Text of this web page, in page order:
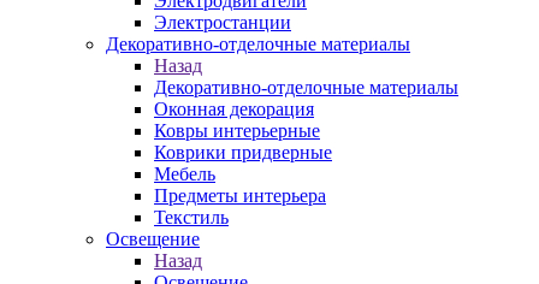
Электростанции
Декоративно-отделочные материалы
Назад
Декоративно-отделочные материалы
Оконная декорация
Ковры интерьерные
Коврики придверные
Мебель
Предметы интерьера
Текстиль
Освещение
Назад